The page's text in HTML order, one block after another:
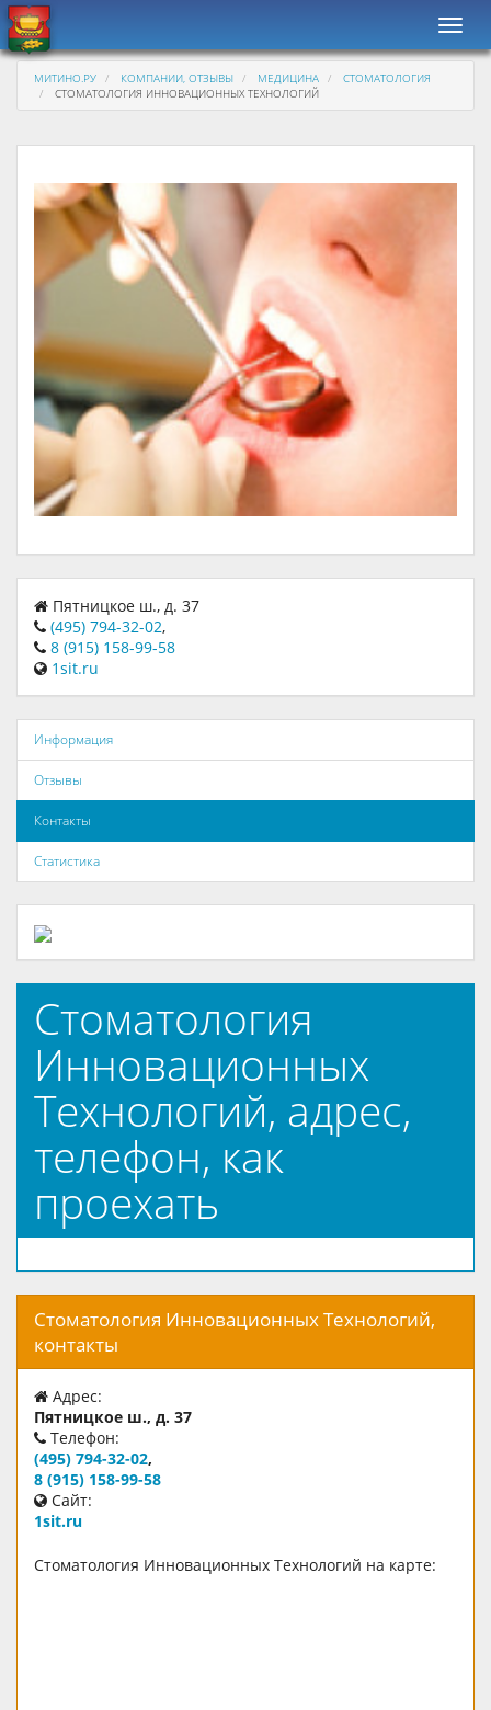
МИТИНО.РУ КОМПАНИИ, ОТЗЫВЫ МЕДИЦИНА
СТОМАТОЛОГИЯ
СТОМАТОЛОГИЯ ИННОВАЦИОННЫХ ТЕХНОЛОГИЙ
Пятницкое ш., д. 37
(495) 794-32-02,
8 (915) 158-99-58
1sit.ru
Информация
Отзывы
Контакты
Статистика
Стоматология
Инновационных
Технологий, адрес,
телефон, как
проехать
Стоматология Инновационных Технологий,
контакты
Адрес:
Пятницкое ш., д. 37
Телефон:
(495) 794-32-02,
8 (915) 158-99-58
Сайт:
1sit.ru
Стоматология Инновационных Технологий на карте: